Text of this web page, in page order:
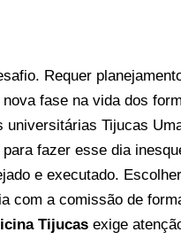
Requer
fase na vida dos
universitárias Tijucas
fazer esse dia
e executado.
com a comissão de
Tijucas exige